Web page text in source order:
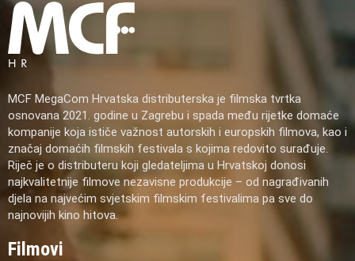
MCF MegaCom Hrvatska distributerska je filmska tvrtka
osnovana 2021. godine u Zagrebu i spada među rijetke domaće
kompanije koja ističe važnost autorskih i europskih filmova, kao i
značaj domaćih filmskih festivala s kojima redovito surađuje.
Riječ je o distributeru koji gledateljima u Hrvatskoj donosi
najkvalitetnije filmove nezavisne produkcije – od nagrađivanih
djela na najvećim svjetskim filmskim festivalima pa sve do
najnovijih kino hitova.
Filmovi